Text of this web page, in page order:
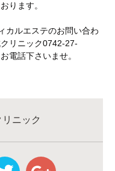
ります。
カルエステのお問い合わ
リニック0742-27-
電話下さいませ。
ニック